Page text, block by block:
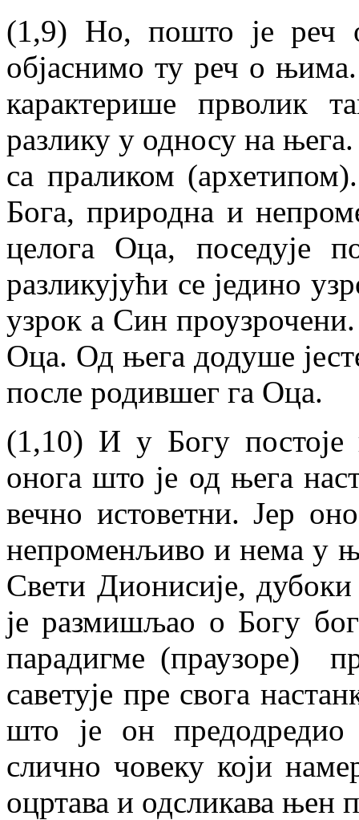
(1,9) Но, пошто је реч
објаснимо ту реч о њима.
карактерише прволик
разлику у односу на
са праликом
Бога, природна и
целога Оца, поседује
разликујући се једино
узрок а Син
Оца. Од њега додуше
после родившег га Оца.
(1,10) И у Богу постоје
онога што је од њега
вечно истоветни. Јер
непроменљиво и нема у
Свети Дионисије,
је размишљао о Богу
парадигме (праузоре)
саветује пре свога
што је он
слично човеку који
оцртава и одсликава њен